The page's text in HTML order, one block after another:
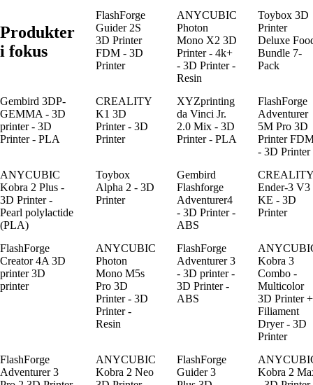
Produkter
i fokus
FlashForge
Guider 2S
3D Printer
FDM - 3D
Printer
ANYCUBIC
Photon
Mono X2 3D
Printer - 4k+
- 3D Printer -
Resin
Toybox 3D
Printer
Deluxe
Bundle 7-
Pack
Gembird 3DP-
GEMMA - 3D
printer - 3D
Printer - PLA
CREALITY
K1 3D
Printer - 3D
Printer
XYZprinting
da Vinci Jr.
2.0 Mix - 3D
Printer - PLA
FlashForge
Adventurer
5M Pro 3D
Printer
- 3D Printer
ANYCUBIC
Kobra 2 Plus -
3D Printer -
Pearl polylactide
(PLA)
Toybox
Alpha 2 - 3D
Printer
Gembird
Flashforge
Adventurer4
- 3D Printer -
ABS
CREALITY
Ender-3 V3
KE - 3D
Printer
FlashForge
Creator 4A 3D
printer 3D
printer
ANYCUBIC
Photon
Mono M5s
Pro 3D
Printer - 3D
Printer -
Resin
FlashForge
Adventurer 3
- 3D printer -
3D Printer -
ABS
Kobra 3
Combo -
Multicolor
3D Printer +
Filiament
Dryer - 3D
Printer
FlashForge
Adventurer 3
ANYCUBIC
Kobra 2 Neo
FlashForge
Guider 3
Kobra 2